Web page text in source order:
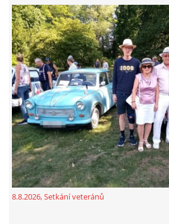
Benzín - Čas bioblaženosti přichází
Moderní nafta
Stanovy Old Fiat Clubu, z. s.
GDPR
oldfiatclub@seznam.cz |
8.8.2026, Setkání veteránů